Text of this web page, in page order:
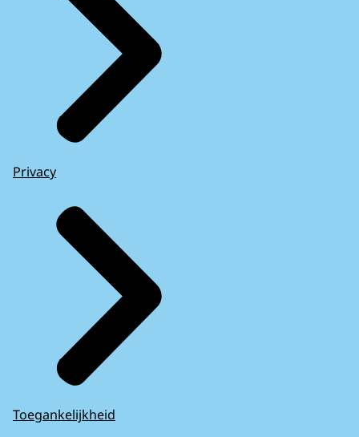
Privacy
Toegankelijkheid